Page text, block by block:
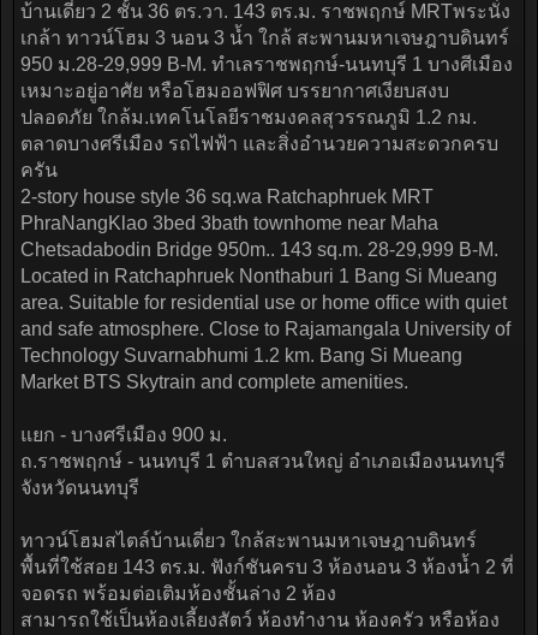
บ้านเดี่ยว 2 ชั้น 36 ตร.วา. 143 ตร.ม. ราชพฤกษ์ MRTพระนั่ง
เกล้า ทาวน์โฮม 3 นอน 3 น้ำ ใกล้ สะพานมหาเจษฎาบดินทร์
950 ม.28-29,999 B-M. ทำเลราชพฤกษ์-นนทบุรี 1 บางศีเมือง
เหมาะอยู่อาศัย หรือโฮมออฟฟิศ บรรยากาศเงียบสงบ
ปลอดภัย ใกล้ม.เทคโนโลยีราชมงคลสุวรรณภูมิ 1.2 กม.
ตลาดบางศรีเมือง รถไฟฟ้า และสิ่งอำนวยความสะดวกครบ
ครัน
2-story house style 36 sq.wa Ratchaphruek MRT
PhraNangKlao 3bed 3bath townhome near Maha
Chetsadabodin Bridge 950m.. 143 sq.m. 28-29,999 B-M.
Located in Ratchaphruek Nonthaburi 1 Bang Si Mueang
area. Suitable for residential use or home office with quiet
and safe atmosphere. Close to Rajamangala University of
Technology Suvarnabhumi 1.2 km. Bang Si Mueang
Market BTS Skytrain and complete amenities.
แยก - บางศรีเมือง 900 ม.
ถ.ราชพฤกษ์ - นนทบุรี 1 ตำบลสวนใหญ่ อำเภอเมืองนนทบุรี
จังหวัดนนทบุรี
ทาวน์โฮมสไตล์บ้านเดี่ยว ใกล้สะพานมหาเจษฎาบดินทร์
พื้นที่ใช้สอย 143 ตร.ม. ฟังก์ชันครบ 3 ห้องนอน 3 ห้องน้ำ 2 ที่
จอดรถ พร้อมต่อเติมห้องชั้นล่าง 2 ห้อง
สามารถใช้เป็นห้องเลี้ยงสัตว์ ห้องทำงาน ห้องครัว หรือห้อง